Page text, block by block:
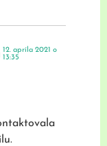
12. apríla 2021 o
13:35